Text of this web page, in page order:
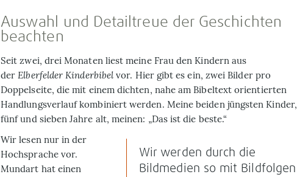
Auswahl und Detailtreue der Geschichten
beachten
Seit zwei, drei Monaten liest meine Frau den Kindern aus
derElberfelder Kinderbibelvor. Hier gibt es ein, zwei Bilder pro
Doppelseite, die mit einem dichten, nahe am Bibeltext orientierten
Handlungs­verlauf kombiniert werden. Meine beiden jüngsten Kinder,
fünf und sieben Jahre alt, meinen: „Das ist die beste.“
Wir werden durch die
Bildmedien so mit Bildfolgen
Wir lesen nur in der
Hoch­sprache vor.
Mundart hat einen